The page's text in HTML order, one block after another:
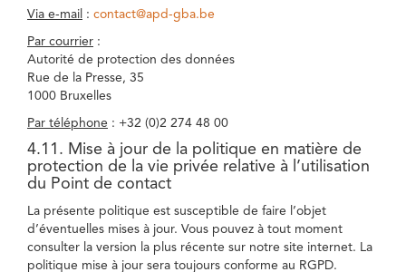
Via e-mail : contact@apd-gba.be
Par courrier :
Autorité de protection des données
Rue de la Presse, 35
1000 Bruxelles
Par téléphone : +32 (0)2 274 48 00
4.11. Mise à jour de la politique en matière de
protection de la vie privée relative à l’utilisation
du Point de contact
La présente politique est susceptible de faire l’objet
d’éventuelles mises à jour. Vous pouvez à tout moment
consulter la version la plus récente sur notre site internet. La
politique mise à jour sera toujours conforme au RGPD.